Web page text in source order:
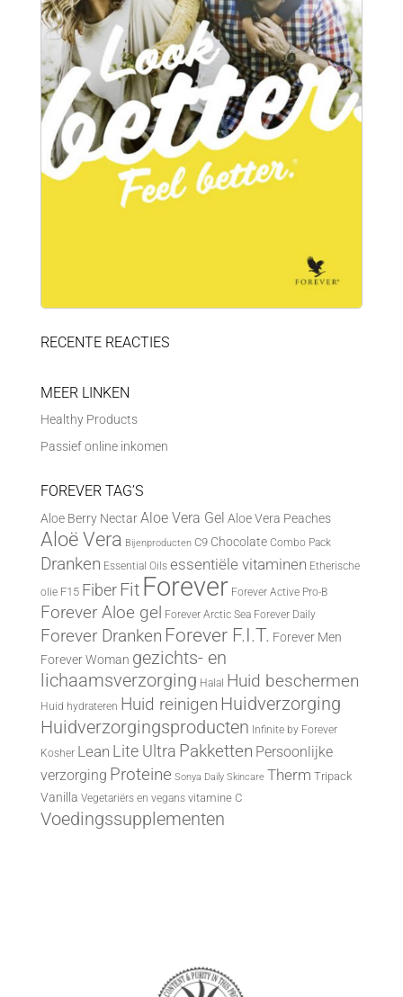
RECENTE REACTIES
MEER LINKEN
Healthy Products
Passief online inkomen
FOREVER TAG’S
Aloe Berry NectarAloe Vera Gel Aloe Vera Peaches
Aloë Vera Bijenproducten C9 Chocolate Combo Pack
Dranken Essential Oils essentiële vitaminen Etherische
olie F15 Fiber Fit Forever Forever Active Pro-B
Forever Aloe gel Forever Arctic Sea Forever Daily
Forever Dranken Forever F.I.T. Forever Men
Forever Woman gezichts- en
lichaamsverzorging Halal Huid beschermen
Huid hydrateren Huid reinigen Huidverzorging
Huidverzorgingsproducten Infinite by Forever
Kosher Lean Lite Ultra Pakketten Persoonlijke
verzorging Proteine Sonya Daily Skincare Therm Tripack
Vanilla Vegetariërs en vegans vitamine C
Voedingssupplementen